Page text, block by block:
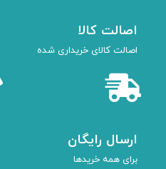
اصالت کالا
اصالت کالای خریداری شده
ارسال رایگان
برای همه خریدها